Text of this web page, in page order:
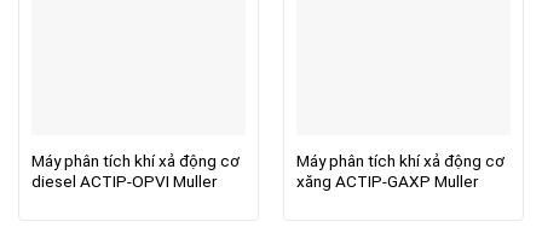
Máy phân tích khí xả động cơ
diesel ACTIP-OPVI Muller
Máy phân tích khí xả động cơ
xăng ACTIP-GAXP Muller